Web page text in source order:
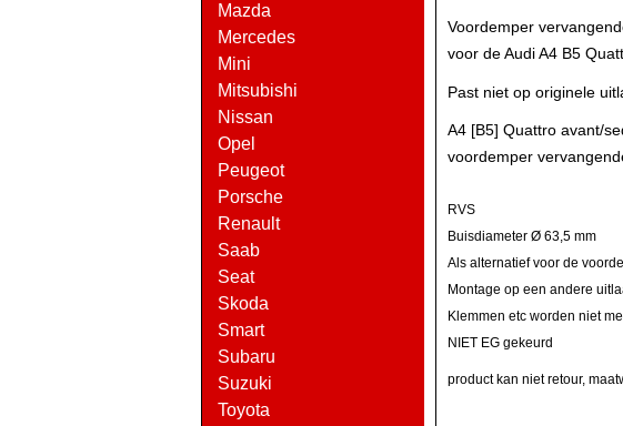
Mazda
Mercedes
Mini
Mitsubishi
Nissan
Opel
Peugeot
Porsche
Renault
Saab
Seat
Skoda
Smart
Subaru
Suzuki
Toyota
Voordemper
voor de Audi A4 B5
Past niet op originele
A4 [B5] Quattro avant/
voordemper
RVS
Buisdiameter Ø 63,5 mm
Als alternatief voor de
Montage op een andere
Klemmen etc worden niet
NIET EG gekeurd
product kan niet retour,